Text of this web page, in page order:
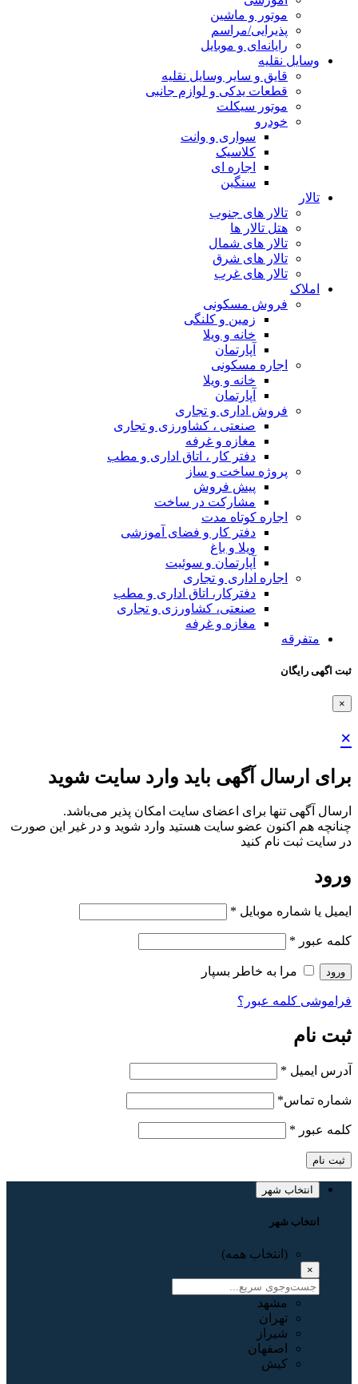
موتور و ماشین
پذیرایی/مراسم
رایانه‌ای و موبایل
وسایل نقلیه
قایق و سایر وسایل نقلیه
قطعات یدکی و لوازم جانبی
موتور سیکلت
خودرو
سواری و وانت
کلاسیک
اجاره ای
سنگین
تالار
تالار های جنوب
هتل تالار ها
تالار های شمال
تالار های شرق
تالار های غرب
املاک
فروش مسکونی
زمین و کلنگی
خانه و ویلا
آپارتمان
اجاره مسکونی
خانه و ویلا
آپارتمان
فروش اداری و تجاری
صنعتی ، کشاورزی و تجاری
مغازه و غرفه
دفتر کار ، اتاق اداری و مطب
پروژه ساخت و ساز
پیش فروش
مشارکت در ساخت
اجاره کوتاه مدت
دفتر کار و فضای آموزشی
ویلا و باغ
آپارتمان و سوئیت
اجاره اداری و تجاری
دفترکار، اتاق اداری و مطب
صنعتی، کشاورزی و تجاری
مغازه و غرفه
متفرقه
اگهی رایگان
ارسال آگهی باید وارد سایت شوید
آگهی تنها برای اعضای سایت امکان پذیر می‌باشد.
هم‌ اکنون عضو سایت هستید وارد شوید و در غیر این صورت
سایت ثبت نام کنید
یا شماره موبایل*
عبور*
ورود مرا به خاطر بسپار
کلمه عبور؟
نام
ایمیل*
تماس*
عبور*
ثبت نام
انتخاب شهر
انتخاب شهر
(انتخاب همه)
مشهد
تهران
شیراز
اصفهان
کیش